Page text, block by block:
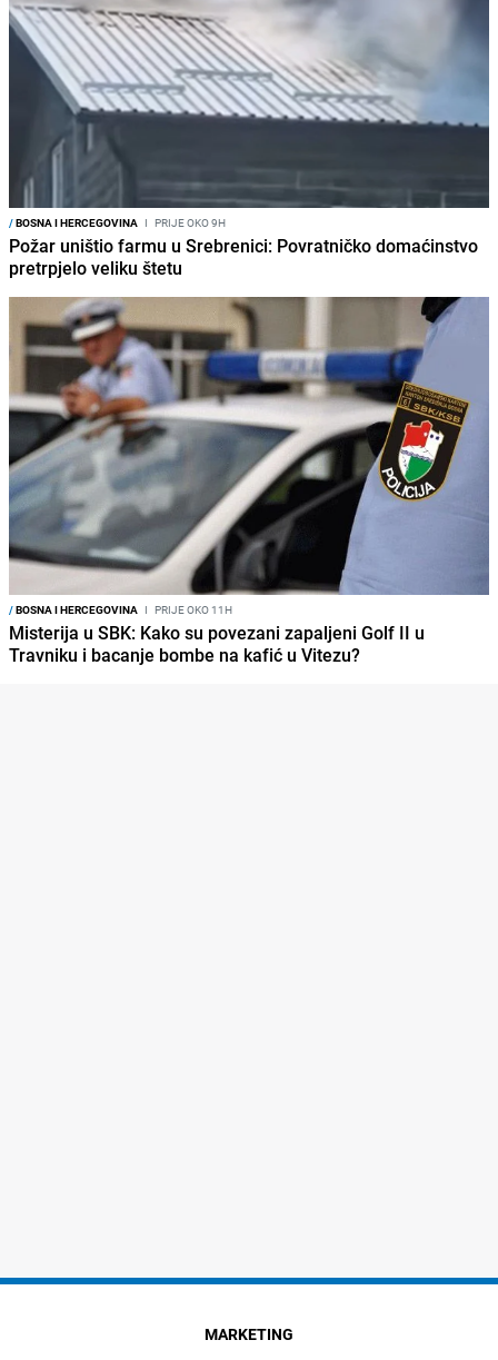
/BOSNA I HERCEGOVINA I PRIJE OKO 9H
Požar uništio farmu u Srebrenici: Povratničko domaćinstvo
pretrpjelo veliku štetu
/BOSNA I HERCEGOVINA I PRIJE OKO 11H
Misterija u SBK: Kako su povezani zapaljeni Golf II u
Travniku i bacanje bombe na kafić u Vitezu?
MARKETING